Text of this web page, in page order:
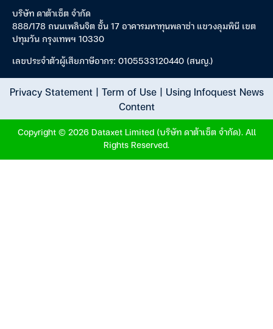
บริษัท ดาต้าเซ็ต จำกัด
888/178 ถนนเพลินจิต ชั้น 17 อาคารมหาทุนพลาซ่า แขวงลุมพินี เขต
ปทุมวัน กรุงเทพฯ 10330
เลขประจำตัวผู้เสียภาษีอากร: 0105533120440 (สนญ.)
Privacy Statement| Term of Use| Using Infoquest News
Content
Copyright © 2026 Dataxet Limited (บริษัท ดาต้าเซ็ต จำกัด). All
Rights Reserved.